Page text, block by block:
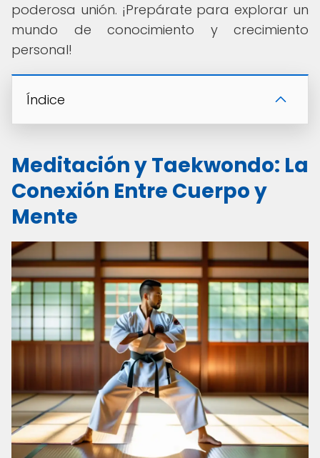
poderosa unión. ¡Prepárate para explorar un
mundo de conocimiento y crecimiento
personal!
Índice
Meditación y Taekwondo: La
Conexión Entre Cuerpo y
Mente